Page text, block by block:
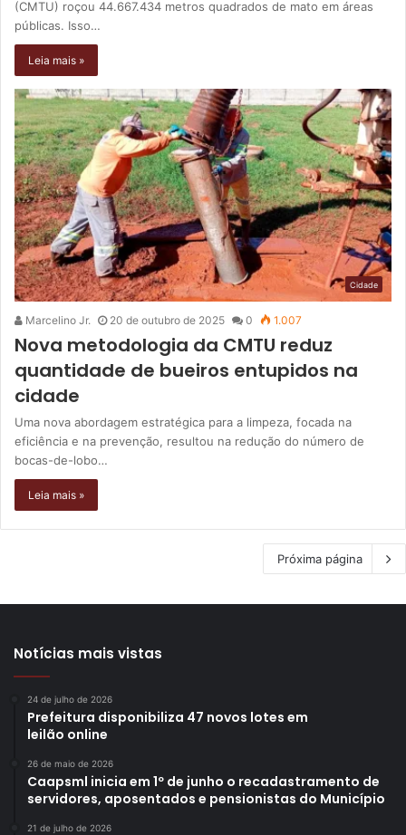
(CMTU) roçou 44.667.434 metros quadrados de mato em áreas
públicas. Isso…
Leia mais »
Cidade
Marcelino Jr. 20 de outubro de 2025 0 1.007
Nova metodologia da CMTU reduz
quantidade de bueiros entupidos na
cidade
Uma nova abordagem estratégica para a limpeza, focada na
eficiência e na prevenção, resultou na redução do número de
bocas-de-lobo…
Leia mais »
Próxima página
Notícias mais vistas
24 de julho de 2026
Prefeitura disponibiliza 47 novos lotes em
leilão online
26 de maio de 2026
Caapsml inicia em 1º de junho o recadastramento de
servidores, aposentados e pensionistas do Município
21 de julho de 2026